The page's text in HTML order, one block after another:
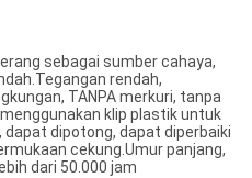
sebagai sumber cahaya,
rendah,
TANPA merkuri, tanpa
klip plastik untuk
dipotong, dapat diperbaiki
cekung.Umur panjang,
dari 50.000 jam